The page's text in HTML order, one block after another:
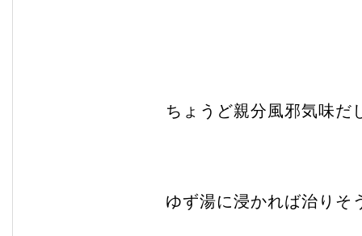
ちょうど親分風邪気味だ
ゆず湯に浸かれば治りそ